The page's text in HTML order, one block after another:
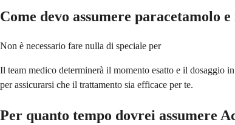
Come devo assumere paracetamolo
Non è necessario fare nulla di speciale per
Il team medico determinerà il momento esatto e il dosaggio
per assicurarsi che il trattamento sia efficace per te.
Per quanto tempo dovrei assumere